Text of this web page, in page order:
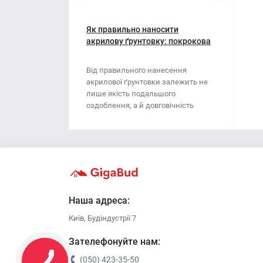
Наждачний папір
Стрічка
Викрутка
Губки для шліфування
Кліщі
Ключі
Лопата
Як правильно наносити
акрилову ґрунтовку: покрокова
Від правильного нанесення
акрилової ґрунтовки залежить не
лише якість подальшого
оздоблення, а й довговічність
Наша адреса:
Київ, Будіндустрії 7
Зателефонуйте нам:
(050) 423-35-50